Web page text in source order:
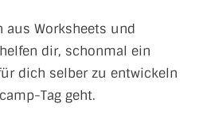
aus Worksheets und
dir, schonmal ein
dich selber zu entwickeln
Tag geht.